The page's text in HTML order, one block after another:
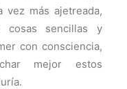
vez más ajetreada,
cosas sencillas y
con consciencia,
mejor estos